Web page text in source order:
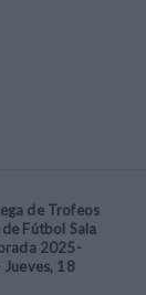
de Trofeos
Fútbol Sala
2025-
18